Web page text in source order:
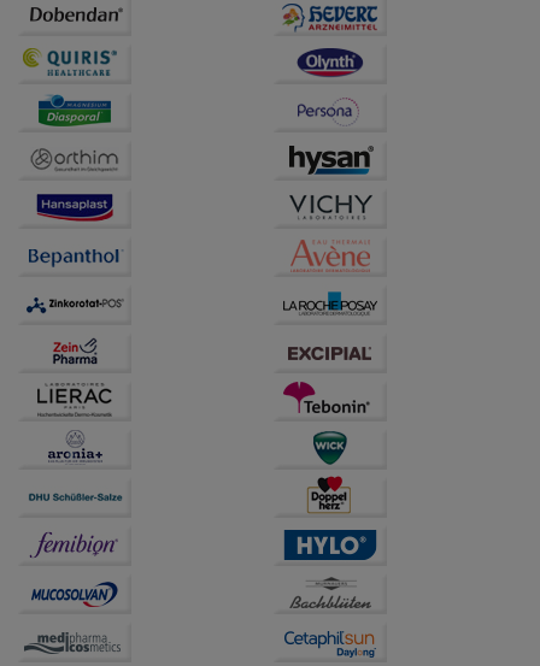
unserer Website sammeln, mit deren Hilfe wir unsere
auf unserer Website aber auch die Werbung auf
Bitte beachten Sie, dass Daten hierfür teilweise an
Dritte wie z.B. Google oder soziale Medien
übertragen werden.